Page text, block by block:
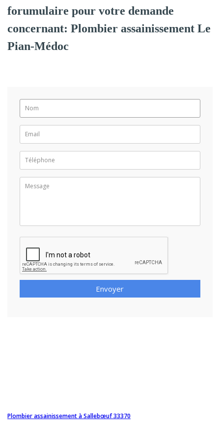
forumulaire pour votre demande
concernant: Plombier assainissement Le
Pian-Médoc
Envoyer
Plombier assainissement à Sallebœuf 33370